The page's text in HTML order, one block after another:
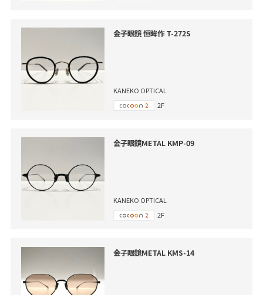
金子眼鏡 恒眸作 T-272S
KANEKO OPTICAL
2F
金子眼鏡METAL KMP-09
KANEKO OPTICAL
2F
金子眼鏡METAL KMS-14